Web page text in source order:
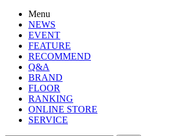
Menu
NEWS
EVENT
FEATURE
RECOMMEND
Q&A
BRAND
FLOOR
RANKING
ONLINE STORE
SERVICE